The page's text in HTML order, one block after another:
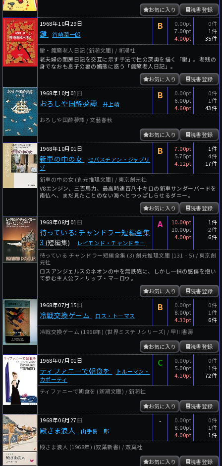
絞り込みリセット
読書登録
お気に入り
1968年10月29日
鍵 谷崎潤一郎
B
0.00pt
7.00pt
4.00pt
0件
1件
35件
鍵・瘋癲老人日記 (新潮文庫) / 新潮社
老夫婦の閨房日記を交互に示す手法で性の深奥を描く「鍵」。老残の
身でなおも息子の妻の媚態に惑う「瘋癲老人日記」。
読書登録
お気に入り
1968年10月01日
おろしや国酔夢譚 井上靖
B
0.00pt
6.00pt
4.60pt
0件
1件
43件
おろしや国酔夢譚 / 文藝春秋
読書登録
お気に入り
1968年10月01日
新車の中の女
セバスチアン・ジャプリ
ゾ
B
7.00pt
5.75pt
4.12pt
1件
4件
17件
新車の中の女 (創元推理文庫) / 東京創元社
V8エンジン、三百馬力、最高時速百八十キロの新車サンダーバードを
南仏へ、まだ見たことのない海へとつっぱしらせるダニー。
読書登録
お気に入り
1968年08月01日
待っている: チャンドラー短編全集
3 (短編集) レイモンド・チャンドラー
A
10.00pt
10.00pt
4.00pt
1件
2件
6件
待っている チャンドラー短編全集 (3) 創元推理文庫 (131‐5) / 東京創
元社
ロスアンジェルスのネオンの中を無鉄砲に、しかし一抹の感傷を抱い
て歩む主人公フィリップ・マーロウ。
読書登録
お気に入り
1968年07月15日
冷戦交換ゲーム ロス・トーマス
B
0.00pt
8.00pt
4.33pt
0件
1件
6件
冷戦交換ゲーム (1968年) (世界ミステリシリーズ) / 早川書房
読書登録
お気に入り
1968年07月01日
ティファニーで朝食を
トルーマン・
カポーティ
C
0.00pt
5.00pt
4.10pt
0件
1件
72件
ティファニーで朝食を (新潮文庫) / 新潮社
読書登録
お気に入り
1968年06月27日
殿さま浪人 山手樹一郎
-
0.00pt
8.00pt
4.00pt
0件
1件
1件
殿さま浪人 (1968年) (双葉新書) / 双葉社
読書登録
お気に入り